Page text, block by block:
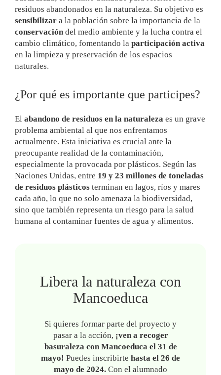
residuos abandonados en la naturaleza. Su objetivo es
sensibilizar a la población sobre la importancia de la
conservación del medio ambiente y la lucha contra el
cambio climático, fomentando la participación activa
en la limpieza y preservación de los espacios
naturales.
¿Por qué es importante que participes?
El abandono de residuos en la naturaleza es un grave
problema ambiental al que nos enfrentamos
actualmente. Esta iniciativa es crucial ante la
preocupante realidad de la contaminación,
especialmente la provocada por plásticos. Según las
Naciones Unidas, entre 19 y 23 millones de toneladas
de residuos plásticos terminan en lagos, ríos y mares
cada año, lo que no solo amenaza la biodiversidad,
sino que también representa un riesgo para la salud
humana al contaminar fuentes de agua y alimentos.
Libera la naturaleza con
Mancoeduca
Si quieres formar parte del proyecto y
pasar a la acción, ¡ven a recoger
basuraleza con Mancoeduca el 31 de
mayo! Puedes inscribirte hasta el 26 de
mayo de 2024. Con el alumnado